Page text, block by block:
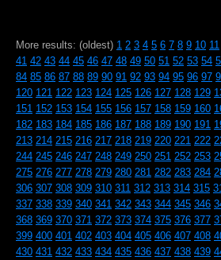
More results: (oldest) 1 2 3 4 5 6 7 8 9 10 11
41 42 43 44 45 46 47 48 49 50 51 52 53 54
84 85 86 87 88 89 90 91 92 93 94 95 96 97
120 121 122 123 124 125 126 127 128 129
151 152 153 154 155 156 157 158 159 160
182 183 184 185 186 187 188 189 190 191
213 214 215 216 217 218 219 220 221 222
244 245 246 247 248 249 250 251 252 253
275 276 277 278 279 280 281 282 283 284
306 307 308 309 310 311 312 313 314 315
337 338 339 340 341 342 343 344 345 346
368 369 370 371 372 373 374 375 376 377
399 400 401 402 403 404 405 406 407 408
430 431 432 433 434 435 436 437 438 439